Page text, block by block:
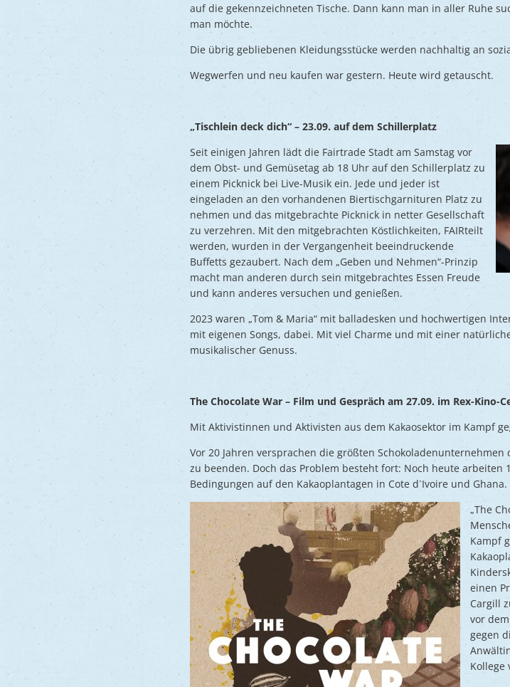
auf die gekennzeichneten Tische. Dann kann man in aller Ruhe
man möchte.
Die übrig gebliebenen Kleidungsstücke werden nachhaltig an
Wegwerfen und neu kaufen war gestern. Heute wird getauscht.
„Tischlein deck dich“ – 23.09. auf dem Schillerplatz
Seit einigen Jahren lädt die Fairtrade Stadt am Samstag vor
dem Obst- und Gemüsetag ab 18 Uhr auf den Schillerplatz zu
einem Picknick bei Live-Musik ein. Jede und jeder ist
eingeladen an den vorhandenen Biertischgarnituren Platz zu
nehmen und das mitgebrachte Picknick in netter Gesellschaft
zu verzehren. Mit den mitgebrachten Köstlichkeiten, FAIRteilt
werden, wurden in der Vergangenheit beeindruckende
Buffetts gezaubert. Nach dem „Geben und Nehmen“-Prinzip
macht man anderen durch sein mitgebrachtes Essen Freude
und kann anderes versuchen und genießen.
2023 waren „Tom & Maria“ mit balladesken und hochwertigen
mit eigenen Songs, dabei. Mit viel Charme und mit einer
musikalischer Genuss.
The Chocolate War – Film und Gespräch am 27.09. im Rex-Kino-
Mit Aktivistinnen und Aktivisten aus dem Kakaosektor im Kampf
Vor 20 Jahren versprachen die größten
zu beenden. Doch das Problem besteht fort: Noch heute
Bedingungen auf den Kakaoplantagen in Cote d`Ivoire und Ghana.
„The
Kampf
einen
Cargill
vor
gegen
Kollege